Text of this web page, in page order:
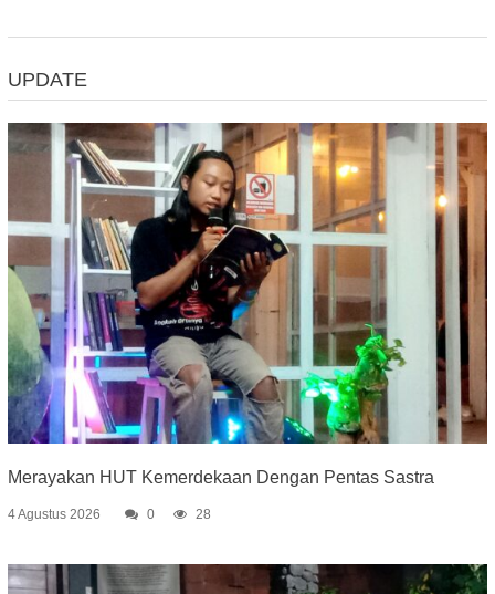
UPDATE
Merayakan HUT Kemerdekaan Dengan Pentas Sastra
4 Agustus 2026 0 28